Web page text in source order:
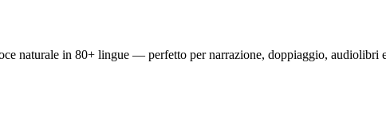
naturale in 80+ lingue — perfetto per narrazione, doppiaggio,